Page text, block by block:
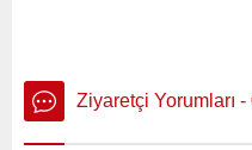
Ziyaretçi Yorumları -